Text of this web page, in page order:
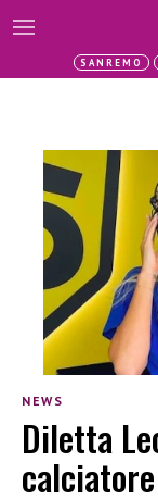
SANREMO
NEWS
Diletta